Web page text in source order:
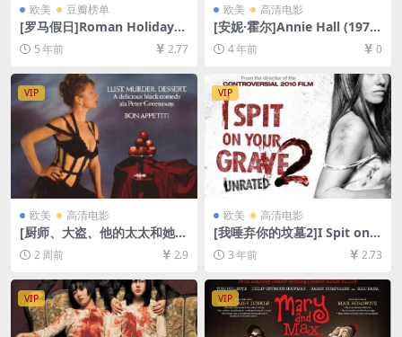
欧美 豆瓣榜单
[罗马假日]Roman Holiday
(1953)[百度网盘+迅雷云盘资
源1080P超清未删减][MP4/7.
5GB][中英字幕]
5 年前 2.77
欧美 高清电影
[安妮·霍尔]Annie Hall (1977)
[百度网盘+迅雷云盘资源1080
P超清未删减][MP4/5.2GB][中
4 年前 0
VIP
欧美 高清电影
[厨师、大盗、他的太太和她的
情人]The Cook, the Thief, H
is Wife & Her Lover (1989)
[百度网盘+夸克网盘1080P超
清未删减资源][网盘在线播放/
下载][MP4/8.3GB][中英字幕]
2 周前 2.9
VIP
欧美 高清电影
[我唾弃你的坟墓2]I Spit on Y
our Grave 2 (2013)[百度网盘
+迅雷云盘资源1080P超清未
删减][MP4/6GB][中英字幕]
3 年前 2.73
VIP VIP